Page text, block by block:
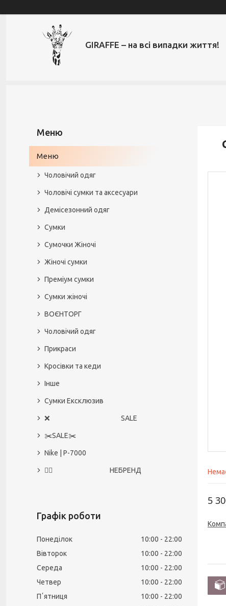
GIRAFFE – на всі випадки життя!
5
Меню
Чоловічий одяг
Чоловічі сумки та аксесуари
Демісезонний одяг
Сумки
Сумочки Жіночі
Жіночі сумки
Преміум сумки
Сумки жіночі
ВОЄНТОРГ
Чоловічий одяг
Прикраси
Кросівки та кеди
Інше
Сумки Ексклюзив
❌ SALE
✂️SALE✂️
Nike | P-7000
🙅‍♀️ НЕБРЕНД
Графік роботи
Понеділок 10:00
22:00
Вівторок
10:00
22:00
Середа
10:00
22:00
Четвер
10:00
22:00
Пʼятниця
10:00
22:00